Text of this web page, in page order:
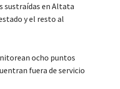
sustraídas en Altata
y el resto al
ocho puntos
fuera de servicio